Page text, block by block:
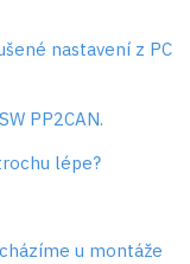
nastavení z PC
PP2CAN.
lépe?
u montáže